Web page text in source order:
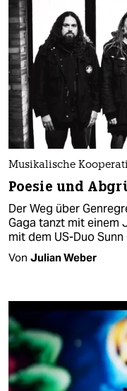
Musikalische
Poesie und
Der Weg über
Gaga tanzt mit einem
mit dem US-Duo Sunn
Von Julian Weber